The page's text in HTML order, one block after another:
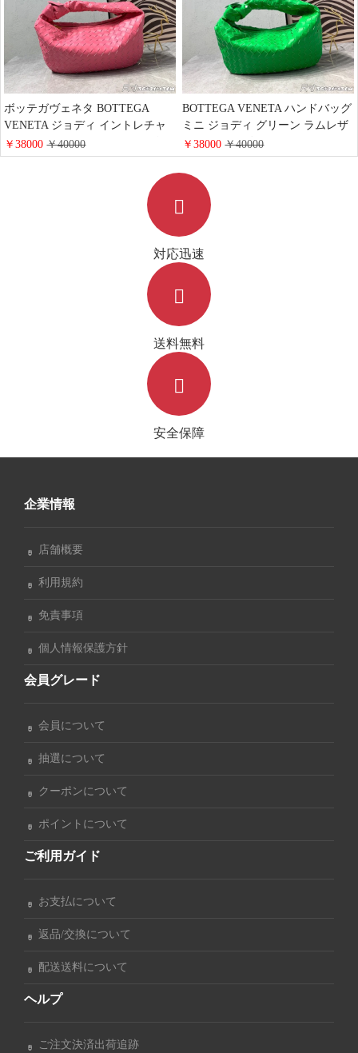
ボッテガヴェネタ BOTTEGA
VENETA ジョディ イントレチャ
ート ミニ ハンドルバッグ レザー
ピンク レディース かわいい
￥38000￥40000
BOTTEGA VENETA ハンドバッグ
ミニ ジョディ グリーン ラムレザ
ー ボッテガヴェネタ イントレチ
ャートミニバッグ レディース 通
販
￥38000￥40000
対応迅速
送料無料
安全保障
企業情報
店舗概要
利用規約
免責事項
個人情報保護方針
会員グレード
会員について
抽選について
クーポンについて
ポイントについて
ご利用ガイド
お支払について
返品/交換について
配送送料について
ヘルプ
ご注文決済出荷追跡